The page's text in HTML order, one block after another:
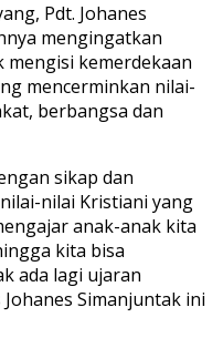
Pdt. Johanes
mengingatkan
mengisi kemerdekaan
mencerminkan nilai-
berbangsa dan
sikap dan
nilai Kristiani yang
anak-anak kita
kita bisa
ada lagi ujaran
Simanjuntak ini